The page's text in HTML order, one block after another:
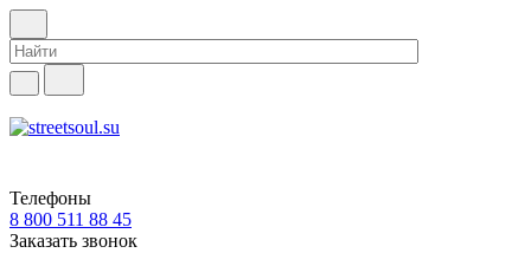
Телефоны
8 800 511 88 45
Заказать звонок